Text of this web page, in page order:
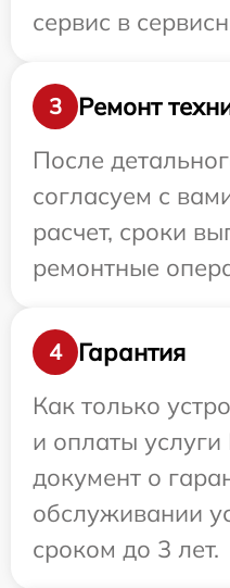
сервис в
3
Ремонт
После
согласуем с
расчет, сроки
ремонтные
4
Гарантия
Как только
и оплаты
документ о
обслуживании
сроком до 3 лет.